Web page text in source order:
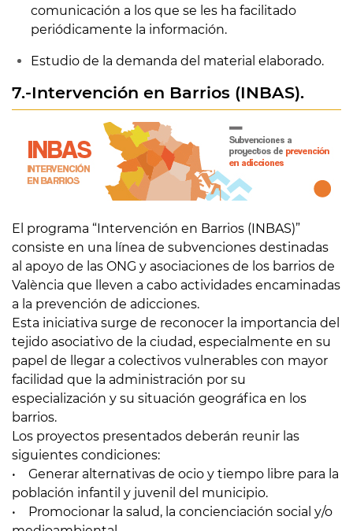
comunicación a los que se les ha facilitado
periódicamente la información.
Estudio de la demanda del material elaborado.
7.-Intervención en Barrios (INBAS).
El programa “Intervención en Barrios (INBAS)”
consiste en una línea de subvenciones destinadas
al apoyo de las ONG y asociaciones de los barrios de
València que lleven a cabo actividades encaminadas
a la prevención de adicciones.
Esta iniciativa surge de reconocer la importancia del
tejido asociativo de la ciudad, especialmente en su
papel de llegar a colectivos vulnerables con mayor
facilidad que la administración por su
especialización y su situación geográfica en los
barrios.
Los proyectos presentados deberán reunir las
siguientes condiciones:
• Generar alternativas de ocio y tiempo libre para la
población infantil y juvenil del municipio.
• Promocionar la salud, la concienciación social y/o